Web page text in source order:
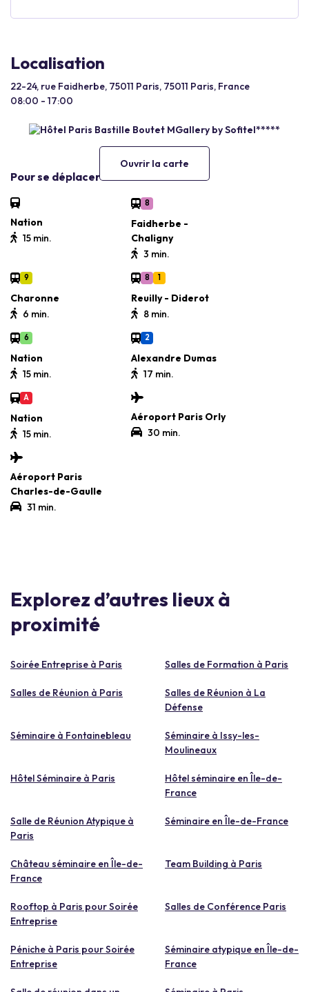
Localisation
22-24, rue Faidherbe, 75011 Paris, 75011 Paris, France
08:00 - 17:00
Ouvrir la carte
Pour se déplacer
Nation
15 min.
8
Faidherbe -
Chaligny
3 min.
9
Charonne
6 min.
8 1
Reuilly - Diderot
8 min.
6
Nation
15 min.
2
Alexandre Dumas
17 min.
A
Nation
15 min.
Aéroport Paris Orly
30 min.
Aéroport Paris
Charles-de-Gaulle
31 min.
Explorez d’autres lieux à
proximité
Soirée Entreprise à Paris Salles de Formation à Paris
Salles de Réunion à Paris
Salles de Réunion à La
Défense
Séminaire à Fontainebleau
Séminaire à Issy-les-
Moulineaux
Hôtel Séminaire à Paris
Hôtel séminaire en Île-de-
France
Salle de Réunion Atypique à
Paris
Séminaire en Île-de-France
Château séminaire en Île-de-
France
Team Building à Paris
Rooftop à Paris pour Soirée
Entreprise
Salles de Conférence Paris
Péniche à Paris pour Soirée
Entreprise
Séminaire atypique en Île-de-
France